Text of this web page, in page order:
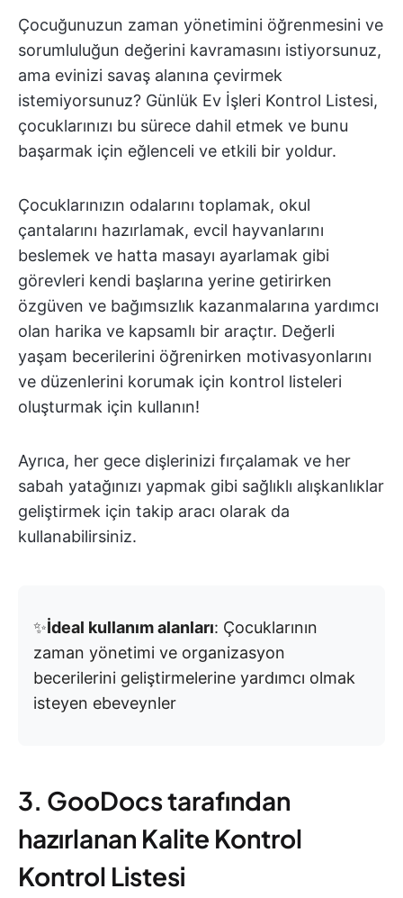
Çocuğunuzun zaman yönetimini öğrenmesini ve
sorumluluğun değerini kavramasını istiyorsunuz,
ama evinizi savaş alanına çevirmek
istemiyorsunuz? Günlük Ev İşleri Kontrol Listesi,
çocuklarınızı bu sürece dahil etmek ve bunu
başarmak için eğlenceli ve etkili bir yoldur.
Çocuklarınızın odalarını toplamak, okul
çantalarını hazırlamak, evcil hayvanlarını
beslemek ve hatta masayı ayarlamak gibi
görevleri kendi başlarına yerine getirirken
özgüven ve bağımsızlık kazanmalarına yardımcı
olan harika ve kapsamlı bir araçtır. Değerli
yaşam becerilerini öğrenirken motivasyonlarını
ve düzenlerini korumak için kontrol listeleri
oluşturmak için kullanın!
Ayrıca, her gece dişlerinizi fırçalamak ve her
sabah yatağınızı yapmak gibi sağlıklı alışkanlıklar
geliştirmek için takip aracı olarak da
kullanabilirsiniz.
✨İdeal kullanım alanları: Çocuklarının
zaman yönetimi ve organizasyon
becerilerini geliştirmelerine yardımcı olmak
isteyen ebeveynler
3. GooDocs tarafından
hazırlanan Kalite Kontrol
Kontrol Listesi